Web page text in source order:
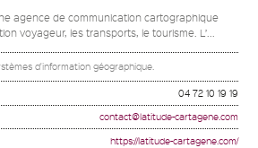
agence de communication cartographique
voyageur, les transports, le tourisme. L’...
d'information géographique.
04 72 10 19 19
contact@latitude-cartagene.com
https://latitude-cartagene.com/